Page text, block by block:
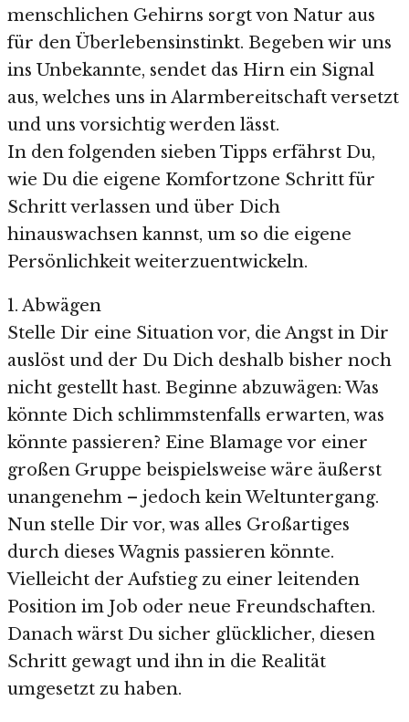
menschlichen Gehirns sorgt von Natur aus
für den Überlebensinstinkt. Begeben wir uns
ins Unbekannte, sendet das Hirn ein Signal
aus, welches uns in Alarmbereitschaft versetzt
und uns vorsichtig werden lässt.
In den folgenden sieben Tipps erfährst Du,
wie Du die eigene Komfortzone Schritt für
Schritt verlassen und über Dich
hinauswachsen kannst, um so die eigene
Persönlichkeit weiterzuentwickeln.
1. Abwägen
Stelle Dir eine Situation vor, die Angst in Dir
auslöst und der Du Dich deshalb bisher noch
nicht gestellt hast. Beginne abzuwägen: Was
könnte Dich schlimmstenfalls erwarten, was
könnte passieren? Eine Blamage vor einer
großen Gruppe beispielsweise wäre äußerst
unangenehm – jedoch kein Weltuntergang.
Nun stelle Dir vor, was alles Großartiges
durch dieses Wagnis passieren könnte.
Vielleicht der Aufstieg zu einer leitenden
Position im Job oder neue Freundschaften.
Danach wärst Du sicher glücklicher, diesen
Schritt gewagt und ihn in die Realität
umgesetzt zu haben.